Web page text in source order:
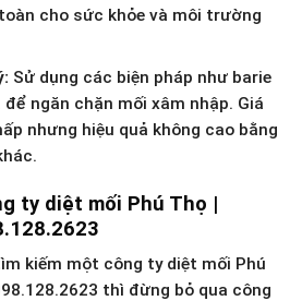
cho sức khỏe và môi trường
Sử dụng các biện pháp như barie
ngăn chặn mối xâm nhập. Giá
nhưng hiệu quả không cao bằng
ty diệt mối Phú Thọ |
kiếm một công ty diệt mối Phú
thì đừng bỏ qua công